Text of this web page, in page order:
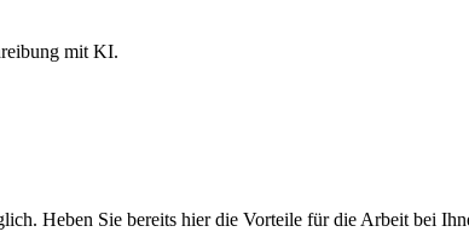
mit KI.
Heben Sie bereits hier die Vorteile für die Arbeit bei